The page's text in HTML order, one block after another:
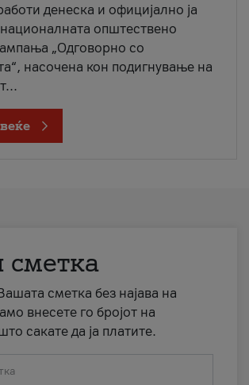
денеска и официјално ја
националната општествено
„Одговорно со
насочена кон подигнување на
сметка
сметка без најава на
внесете го бројот на
сакате да ја платите.